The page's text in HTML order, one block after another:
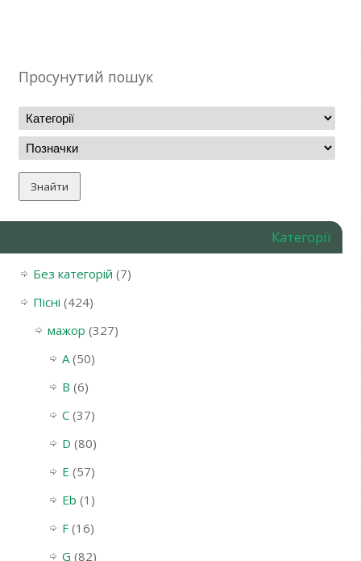
Просунутий пошук
Категорії
Без категорій (7)
Пісні (424)
мажор (327)
A(50)
B (6)
C(37)
D (80)
E (57)
Eb (1)
F(16)
G (82)